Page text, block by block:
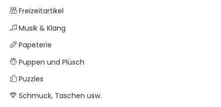
Freizeitartikel
Musik & Klang
Papeterie
Puppen und Plüsch
Puzzles
Schmuck, Taschen usw.